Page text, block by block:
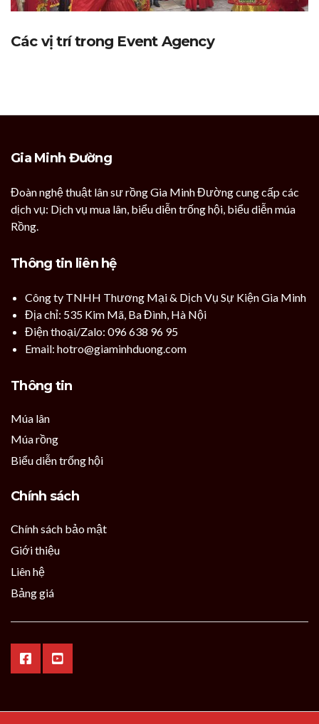
Các vị trí trong Event Agency
Gia Minh Đường
Đoàn nghệ thuật lân sư rồng Gia Minh Đường cung cấp các
dịch vụ: Dịch vụ mua lân, biểu diễn trống hội, biểu diễn múa
Rồng.
Thông tin liên hệ
Công ty TNHH Thương Mại & Dịch Vụ Sự Kiện Gia Minh
Địa chỉ: 535 Kim Mã, Ba Đình, Hà Nội
Điện thoại/Zalo: 096 638 96 95
Email: hotro@giaminhduong.com
Thông tin
Múa lân
Múa rồng
Biểu diễn trống hội
Chính sách
Chính sách bảo mật
Giới thiệu
Liên hệ
Bảng giá